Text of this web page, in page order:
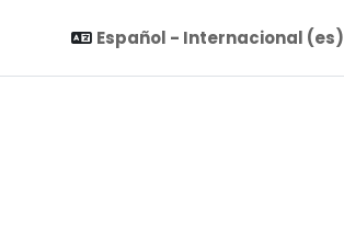
Español - Internacional ‎(es)‎